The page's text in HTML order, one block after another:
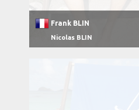
Frank BLIN
Nicolas BLIN